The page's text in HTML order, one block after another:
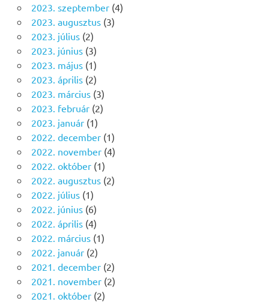
2023. szeptember(4)
2023. augusztus(3)
2023. július(2)
2023. június(3)
2023. május(1)
2023. április(2)
2023. március(3)
2023. február(2)
2023. január(1)
2022. december(1)
2022. november(4)
2022. október(1)
2022. augusztus(2)
2022. július(1)
2022. június(6)
2022. április(4)
2022. március(1)
2022. január(2)
2021. december(2)
2021. november(2)
2021. október(2)